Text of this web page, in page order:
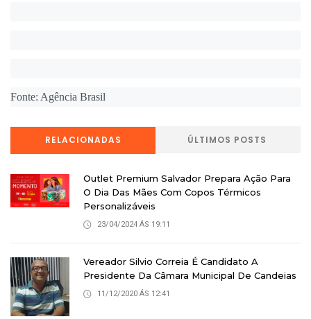
Fonte: Agência Brasil
RELACIONADAS ÚLTIMOS POSTS
Outlet Premium Salvador Prepara Ação Para
O Dia Das Mães Com Copos Térmicos
Personalizáveis
23/04/2024 ÁS 19:11
Vereador Silvio Correia É Candidato A
Presidente Da Câmara Municipal De Candeias
11/12/2020 ÁS 12:41